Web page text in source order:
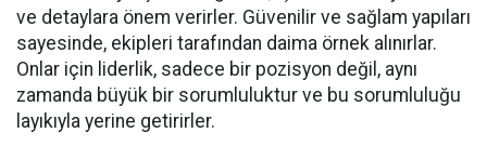
ve detaylara önem verirler. Güvenilir ve sağlam yapıları
sayesinde, ekipleri tarafından daima örnek alınırlar.
Onlar için liderlik, sadece bir pozisyon değil, aynı
zamanda büyük bir sorumluluktur ve bu sorumluluğu
layıkıyla yerine getirirler.